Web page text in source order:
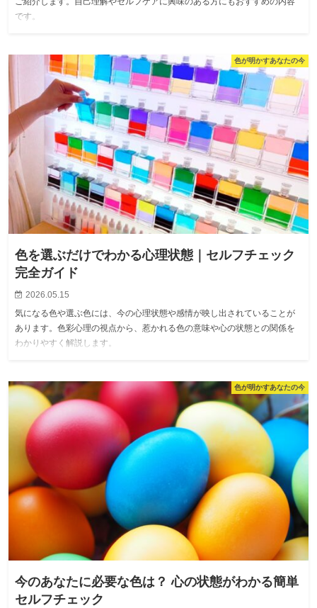
です。
色が明かすあなたの今
色を選ぶだけでわかる心理状態｜セルフチェック
完全ガイド
2026.05.15
気になる色や選ぶ色には、今の心理状態や感情が映し出されていることが
あります。色彩心理の視点から、惹かれる色の意味や心の状態との関係を
わかりやすく解説します。
色が明かすあなたの今
今のあなたに必要な色は？ 心の状態がわかる簡単
セルフチェック